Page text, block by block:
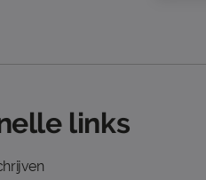
links